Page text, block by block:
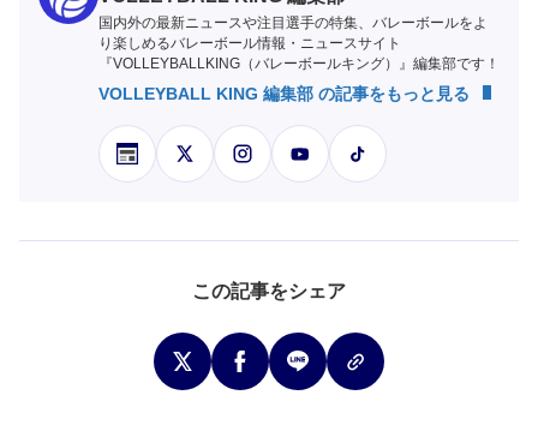
国内外の最新ニュースや注目選手の特集、バレーボールをよ
り楽しめるバレーボール情報・ニュースサイト
『VOLLEYBALLKING（バレーボールキング）』編集部です！
VOLLEYBALL KING 編集部 の記事をもっと見る
この記事をシェア